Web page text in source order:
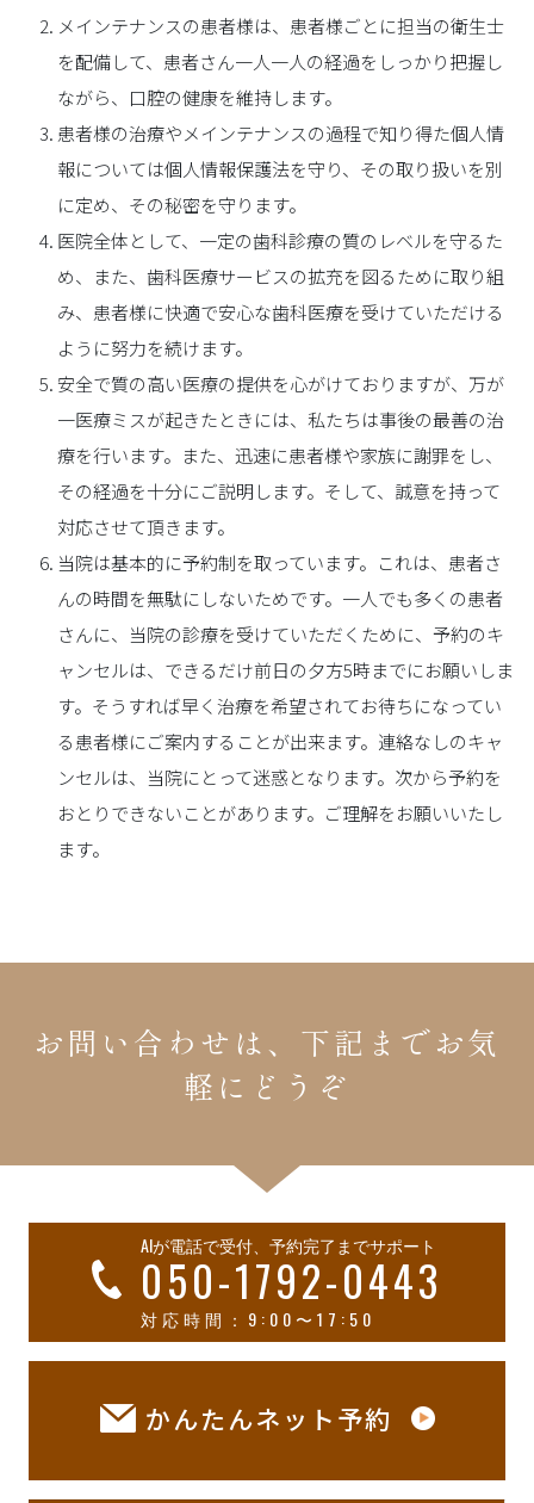
メインテナンスの患者様は、患者様ごとに担当の衛生士
を配備して、患者さん一人一人の経過をしっかり把握し
ながら、口腔の健康を維持します。
患者様の治療やメインテナンスの過程で知り得た個人情
報については個人情報保護法を守り、その取り扱いを別
に定め、その秘密を守ります。
医院全体として、一定の歯科診療の質のレベルを守るた
め、また、歯科医療サービスの拡充を図るために取り組
み、患者様に快適で安心な歯科医療を受けていただける
ように努力を続けます。
安全で質の高い医療の提供を心がけておりますが、万が
一医療ミスが起きたときには、私たちは事後の最善の治
療を行います。また、迅速に患者様や家族に謝罪をし、
その経過を十分にご説明します。そして、誠意を持って
対応させて頂きます。
当院は基本的に予約制を取っています。これは、患者さ
んの時間を無駄にしないためです。一人でも多くの患者
さんに、当院の診療を受けていただくために、予約のキ
ャンセルは、できるだけ前日の夕方5時までにお願いしま
す。そうすれば早く治療を希望されてお待ちになってい
る患者様にご案内することが出来ます。連絡なしのキャ
ンセルは、当院にとって迷惑となります。次から予約を
おとりできないことがあります。ご理解をお願いいたし
ます。
お問い合わせは、下記までお気
軽にどうぞ
AIが電話で受付、予約完了までサポート
050-1792-0443
対応時間：9:00〜17:50
かんたんネット予約